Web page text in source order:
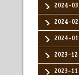
2024-03
2024-02
2024-01
2023-12
2023-11